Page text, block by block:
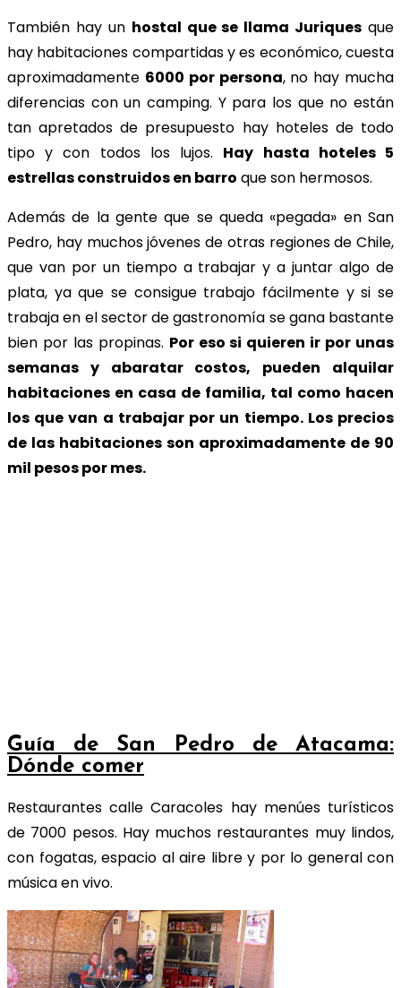
También hay un hostal que se llama Juriques que
hay habitaciones compartidas y es económico, cuesta
aproximadamente 6000 por persona, no hay mucha
diferencias con un camping. Y para los que no están
tan apretados de presupuesto hay hoteles de todo
tipo y con todos los lujos. Hay hasta hoteles 5
estrellas construidos en barro que son hermosos.
Además de la gente que se queda «pegada» en San
Pedro, hay muchos jóvenes de otras regiones de Chile,
que van por un tiempo a trabajar y a juntar algo de
plata, ya que se consigue trabajo fácilmente y si se
trabaja en el sector de gastronomía se gana bastante
bien por las propinas. Por eso si quieren ir por unas
semanas y abaratar costos, pueden alquilar
habitaciones en casa de familia, tal como hacen
los que van a trabajar por un tiempo. Los precios
de las habitaciones son aproximadamente de 90
mil pesos por mes.
Guía de San Pedro de Atacama:
Dónde comer
Restaurantes calle Caracoles hay menúes turísticos
de 7000 pesos. Hay muchos restaurantes muy lindos,
con fogatas, espacio al aire libre y por lo general con
música en vivo.